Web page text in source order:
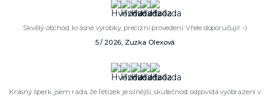
Skvělý obchod, krásné výrobky, precizní provedení. Vřele doporučuji! :-)
5 / 2026, Zuzka Olexová
Krásný šperk, jsem ráda, že řetízek je silnější, skutečnost odpovídá vyobrazení v